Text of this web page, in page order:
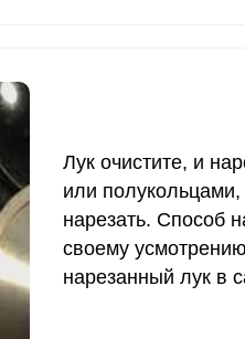
Лук очистите, и
или
нарезать. Способ
своему
нарезанный лук в